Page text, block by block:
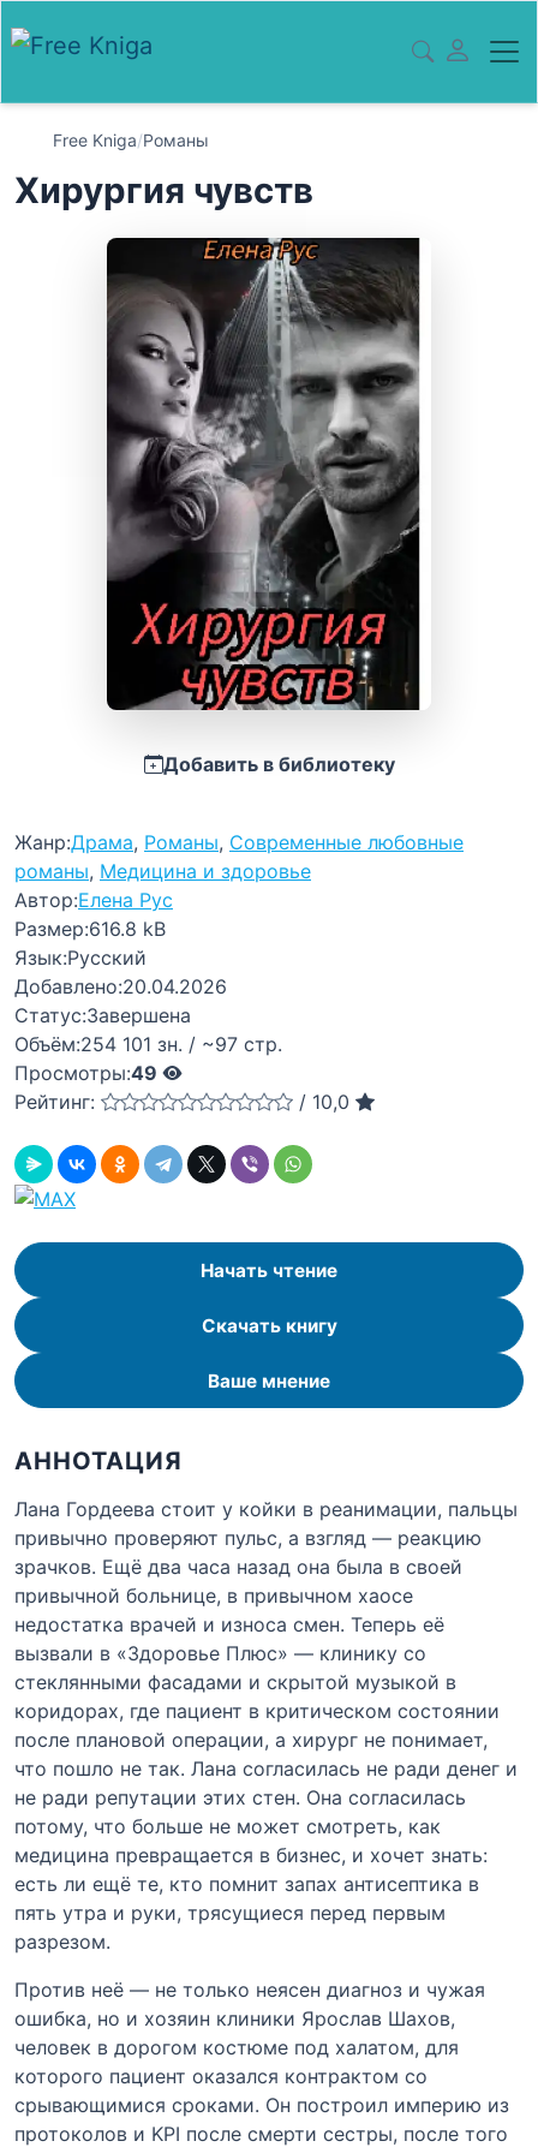
Free Kniga/Романы
Хирургия чувств
Добавить в библиотеку
Жанр:Драма, Романы, Современные любовные
романы, Медицина и здоровье
Автор:Елена Рус
Размер:616.8 kB
Язык:Русский
Добавлено:20.04.2026
Статус:Завершена
Объём:254 101 зн. / ~97 стр.
Просмотры:49
Рейтинг:
/ 10,0
Начать чтение
Скачать книгу
Ваше мнение
АННОТАЦИЯ
Лана Гордеева стоит у койки в реанимации, пальцы
привычно проверяют пульс, а взгляд — реакцию
зрачков. Ещё два часа назад она была в своей
привычной больнице, в привычном хаосе
недостатка врачей и износа смен. Теперь её
вызвали в «Здоровье Плюс» — клинику со
стеклянными фасадами и скрытой музыкой в
коридорах, где пациент в критическом состоянии
после плановой операции, а хирург не понимает,
что пошло не так. Лана согласилась не ради денег и
не ради репутации этих стен. Она согласилась
потому, что больше не может смотреть, как
медицина превращается в бизнес, и хочет знать:
есть ли ещё те, кто помнит запах антисептика в
пять утра и руки, трясущиеся перед первым
разрезом.
Против неё — не только неясен диагноз и чужая
ошибка, но и хозяин клиники Ярослав Шахов,
человек в дорогом костюме под халатом, для
которого пациент оказался контрактом со
срывающимися сроками. Он построил империю из
протоколов и KPI после смерти сестры, после того